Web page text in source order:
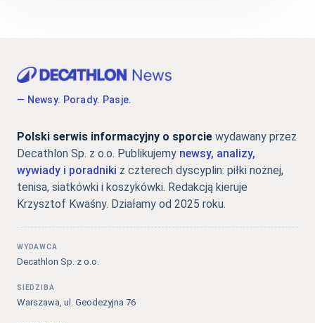
— Newsy. Porady. Pasje.
Polski serwis informacyjny o sporcie wydawany przez
Decathlon Sp. z o.o. Publikujemy newsy, analizy,
wywiady i poradniki z czterech dyscyplin: piłki nożnej,
tenisa, siatkówki i koszykówki. Redakcją kieruje
Krzysztof Kwaśny. Działamy od 2025 roku.
WYDAWCA
Decathlon Sp. z o.o.
SIEDZIBA
Warszawa, ul. Geodezyjna 76